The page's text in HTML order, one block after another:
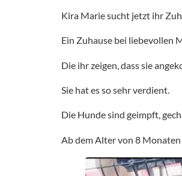
Kira Marie sucht jetzt ihr
Ein Zuhause bei liebevollen
Die ihr zeigen, dass sie
Sie hat es so sehr verdient.
Die Hunde sind geimpft,
Ab dem Alter von 8